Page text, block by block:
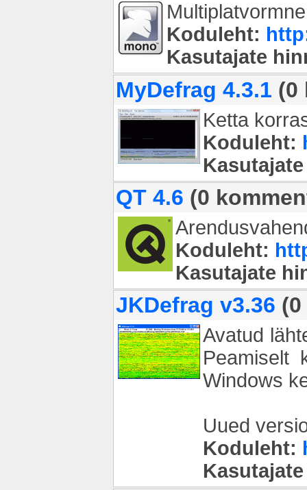
Koduleht:
Kasutajate
MyDefrag 4.3.1 (0
Ketta
Koduleht:
QT 4.6 (0
Koduleht:
Kasutajate
JKDefrag v3.36
Avatud
Peamiselt
Windows
Uued
Koduleht: